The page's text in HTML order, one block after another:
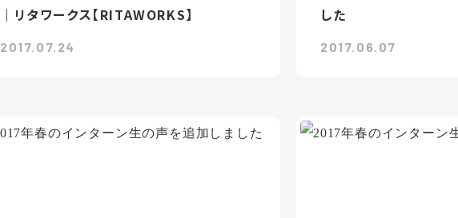
｜リタワークス【RITAWORKS】
2017.07.24
した
2017.06.07